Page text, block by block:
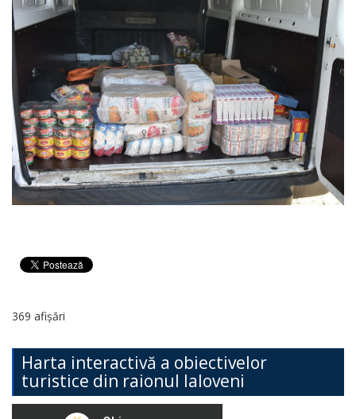
369 afișări
Harta interactivă a obiectivelor
turistice din raionul Ialoveni